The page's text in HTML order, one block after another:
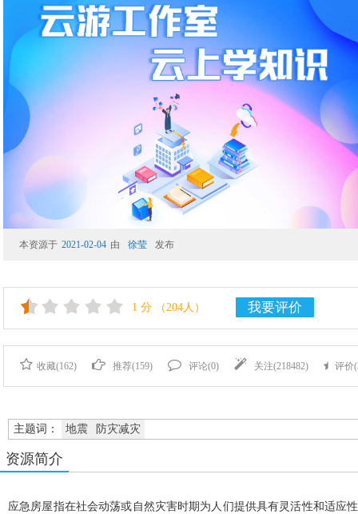
本资源于 2021-02-04 由 徐莹 发布
1 分 （204人） 我要评价
收藏(162) 推荐(159) 评论(0) 关注(218482) 评价(
主题词： 地震 防灾减灾
资源简介
应急房屋指在社会动荡或自然灾害时期为人们提供具有灵活性和适应